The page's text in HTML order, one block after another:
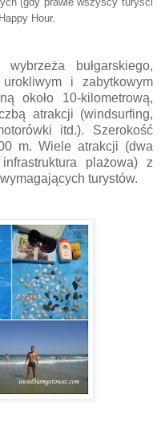
Hour.
bułgarskiego,
i zabytkowym
około 10-kilometrową,
atrakcji (windsurfing,
itd.). Szerokość
m. Wiele atrakcji (dwa
plażowa) z
turystów.